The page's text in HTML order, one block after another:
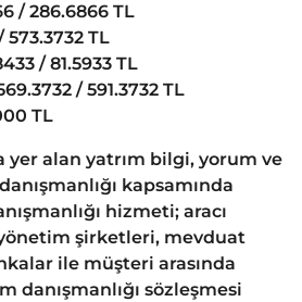
/ 286.6866 TL
573.3732 TL
/ 81.5933 TL
/ 591.3732 TL
TL
yer alan yatrım bilgi, yorum ve
kapsamında
hizmeti; aracı
şirketleri, mevduat
ile müşteri arasında
danışmanlığı sözleşmesi